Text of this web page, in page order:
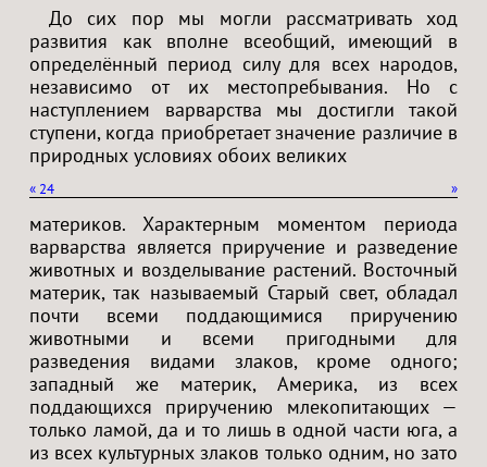
До сих пор мы могли рассматривать ход
развития как вполне всеобщий, имеющий в
определённый период силу для всех народов,
независимо от их местопребывания. Но с
наступлением варварства мы достигли такой
ступени, когда приобретает значение различие в
природных условиях обоих великих
« »
24
материков. Характерным моментом периода
варварства является приручение и разведение
животных и возделывание растений. Восточный
материк, так называемый Старый свет, обладал
почти всеми поддающимися приручению
животными и всеми пригодными для
разведения видами злаков, кроме одного;
западный же материк, Америка, из всех
поддающихся приручению млекопитающих —
только ламой, да и то лишь в одной части юга, а
из всех культурных злаков только одним, но зато